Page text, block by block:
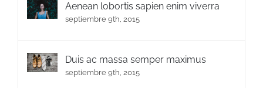
Aenean lobortis sapien enim viverra
septiembre 9th, 2015
Duis ac massa semper maximus
septiembre 9th, 2015